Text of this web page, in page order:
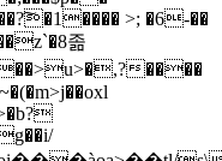
>; �6-��
졺
����